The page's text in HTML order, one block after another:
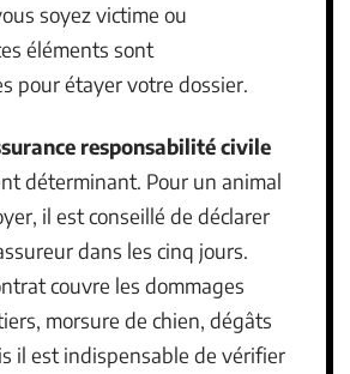
soyez victime ou
éléments sont
pour étayer votre dossier.
responsabilité civile
déterminant. Pour un animal
il est conseillé de déclarer
dans les cinq jours.
couvre les dommages
morsure de chien, dégâts
il est indispensable de vérifier